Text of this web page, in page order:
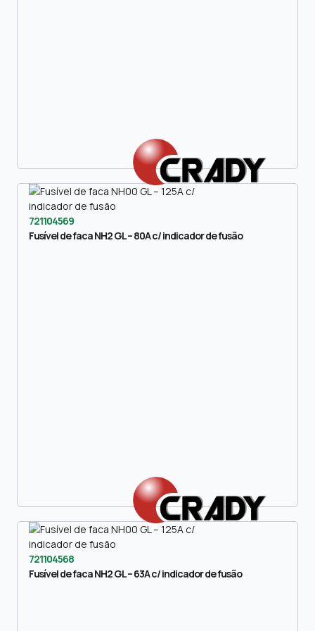
721104569
Fusível de faca NH2 GL – 80A c/ indicador de fusão
721104568
Fusível de faca NH2 GL – 63A c/ indicador de fusão